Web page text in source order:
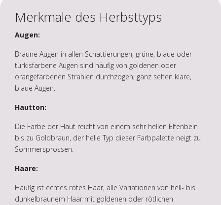
Merkmale des Herbsttyps
Augen:
Braune Augen in allen Schattierungen, grüne, blaue oder
türkisfarbene Augen sind häufig von goldenen oder
orangefarbenen Strahlen durchzogen; ganz selten klare,
blaue Augen.
Hautton:
Die Farbe der Haut reicht von einem sehr hellen Elfenbein
bis zu Goldbraun, der helle Typ dieser Farbpalette neigt zu
Sommersprossen.
Haare:
Häufig ist echtes rotes Haar, alle Variationen von hell- bis
dunkelbraunem Haar mit goldenen oder rötlichen